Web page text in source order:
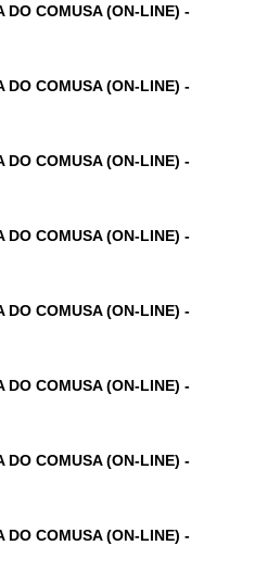
DO COMUSA (ON-LINE) -
DO COMUSA (ON-LINE) -
DO COMUSA (ON-LINE) -
DO COMUSA (ON-LINE) -
DO COMUSA (ON-LINE) -
DO COMUSA (ON-LINE) -
DO COMUSA (ON-LINE) -
DO COMUSA (ON-LINE) -